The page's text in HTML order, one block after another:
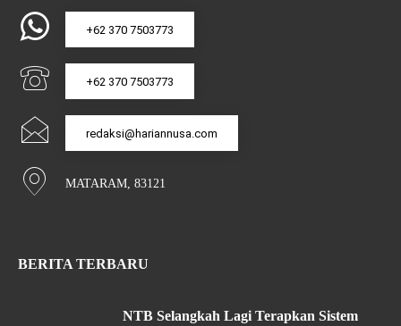
+62 370 7503773
+62 370 7503773
redaksi@hariannusa.com
MATARAM, 83121
BERITA TERBARU
NTB Selangkah Lagi Terapkan Sistem